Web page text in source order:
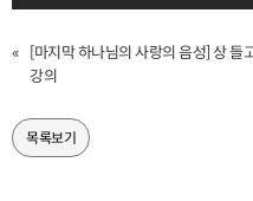
«
[마지막 하나님의 사랑의 음성] 상 들
강의
목록보기